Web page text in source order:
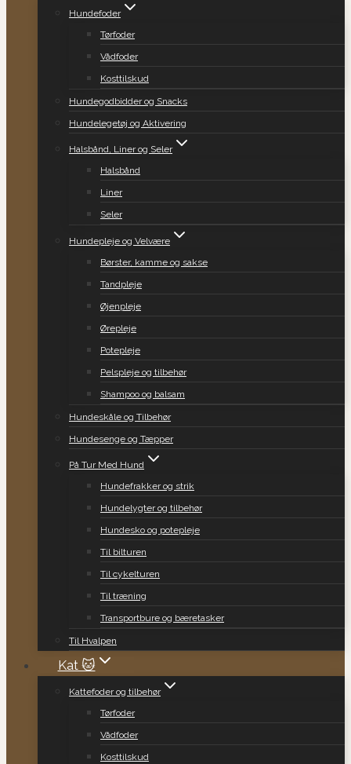
Hundefoder
Tørfoder
Vådfoder
Kosttilskud
Hundegodbidder og Snacks
Hundelegetøj og Aktivering
Halsbånd, Liner og Seler
Halsbånd
Liner
Seler
Hundepleje og Velvære
Børster, kamme og sakse
Tandpleje
Øjenpleje
Ørepleje
Potepleje
Pelspleje og tilbehør
Shampoo og balsam
Hundeskåle og Tilbehør
Hundesenge og Tæpper
På Tur Med Hund
Hundefrakker og strik
Hundelygter og tilbehør
Hundesko og potepleje
Til bilturen
Til cykelturen
Til træning
Transportbure og bæretasker
Til Hvalpen
Kat 🐱
Kattefoder og tilbehør
Tørfoder
Vådfoder
Kosttilskud